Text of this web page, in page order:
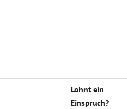
Lohnt ein
Einspruch?